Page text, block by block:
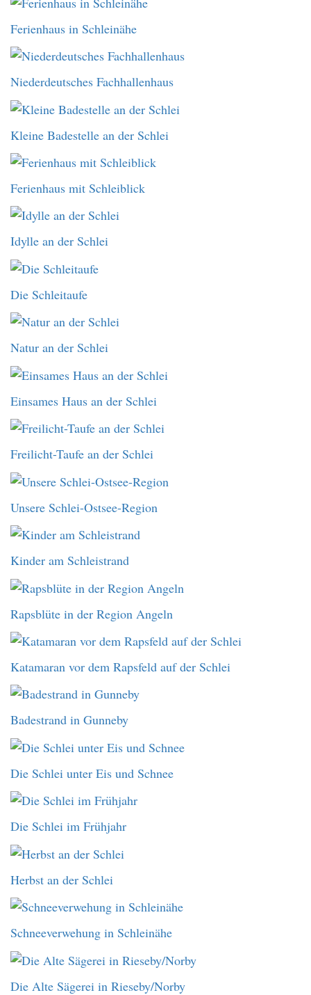
Ferienhaus in Schleinähe
Niederdeutsches Fachhallenhaus
Kleine Badestelle an der Schlei
Ferienhaus mit Schleiblick
Idylle an der Schlei
Die Schleitaufe
Natur an der Schlei
Einsames Haus an der Schlei
Freilicht-Taufe an der Schlei
Unsere Schlei-Ostsee-Region
Kinder am Schleistrand
Rapsblüte in der Region Angeln
Katamaran vor dem Rapsfeld auf der Schlei
Badestrand in Gunneby
Die Schlei unter Eis und Schnee
Die Schlei im Frühjahr
Herbst an der Schlei
Schneeverwehung in Schleinähe
Die Alte Sägerei in Rieseby/Norby